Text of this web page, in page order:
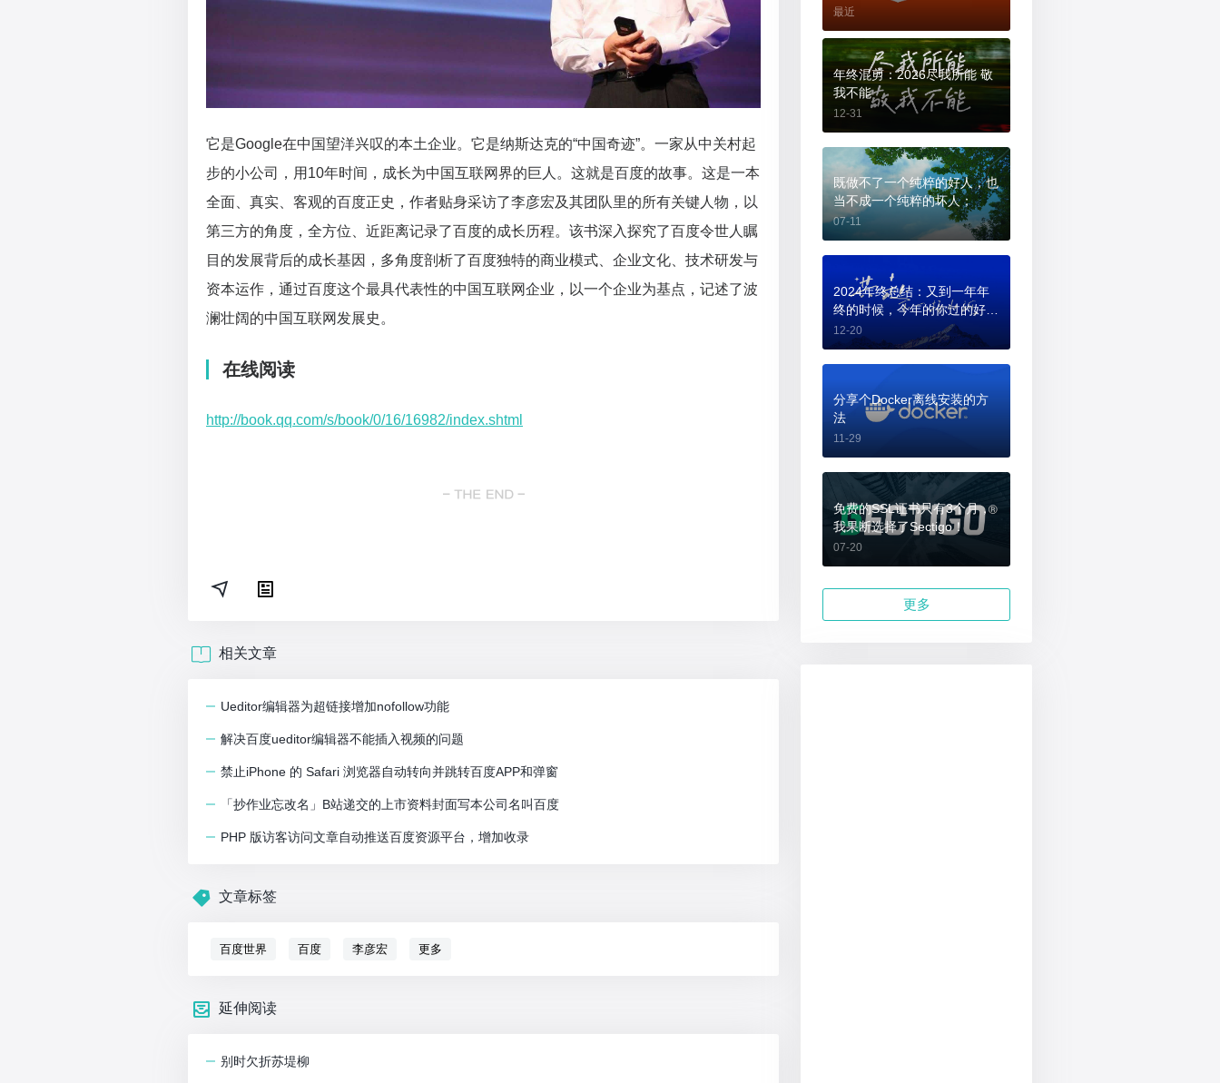
它是Google在中国望洋兴叹的本土企业。它是纳斯达克的“中国奇迹”。一家从中关村起
步的小公司，用10年时间，成长为中国互联网界的巨人。这就是百度的故事。这是一本
全面、真实、客观的百度正史，作者贴身采访了李彦宏及其团队里的所有关键人物，以
第三方的角度，全方位、近距离记录了百度的成长历程。该书深入探究了百度令世人瞩
目的发展背后的成长基因，多角度剖析了百度独特的商业模式、企业文化、技术研发与
资本运作，通过百度这个最具代表性的中国互联网企业，以一个企业为基点，记述了波
澜壮阔的中国互联网发展史。
在线阅读
http://book.qq.com/s/book/0/16/16982/index.shtml
相关文章
Ueditor编辑器为超链接增加nofollow功能
解决百度ueditor编辑器不能插入视频的问题
禁止iPhone 的 Safari 浏览器自动转向并跳转百度APP和弹窗
「抄作业忘改名」B站递交的上市资料封面写本公司名叫百度
PHP 版访客访问文章自动推送百度资源平台，增加收录
文章标签
百度世界 百度 李彦宏 更多
延伸阅读
别时欠折苏堤柳
最近
年终混剪：2026尽我所能 敬
我不能
12-31
既做不了一个纯粹的好人，也
当不成一个纯粹的坏人；
07-11
2024年终总结：又到一年年
终的时候，今年的你过的好
吗？
12-20
分享个Docker离线安装的方
法
11-29
免费的SSL证书只有3个月，
我果断选择了Sectigo！
07-20
更多